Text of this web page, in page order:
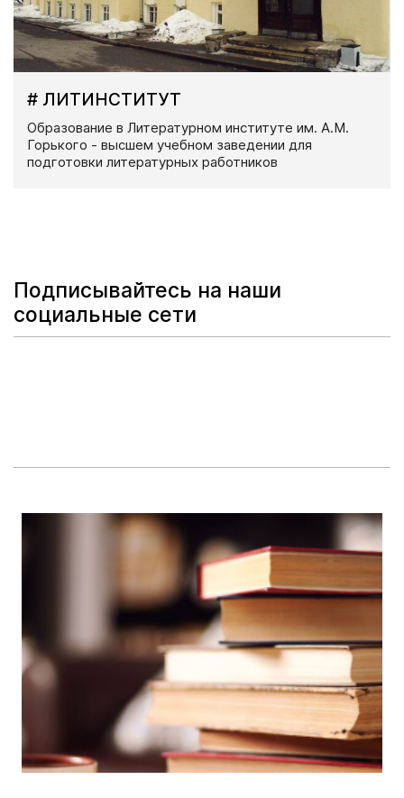
# ЛИТИНСТИТУТ
Образование в Литературном институте им. А.М.
Горького - высшем учебном заведении для
подготовки литературных работников
Подписывайтесь на наши
социальные сети